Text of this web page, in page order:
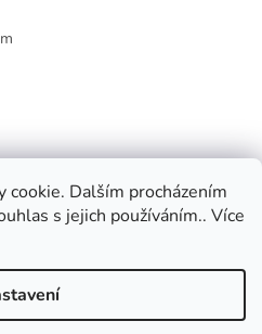
cookie. Dalším procházením
s jejich používáním.. Více